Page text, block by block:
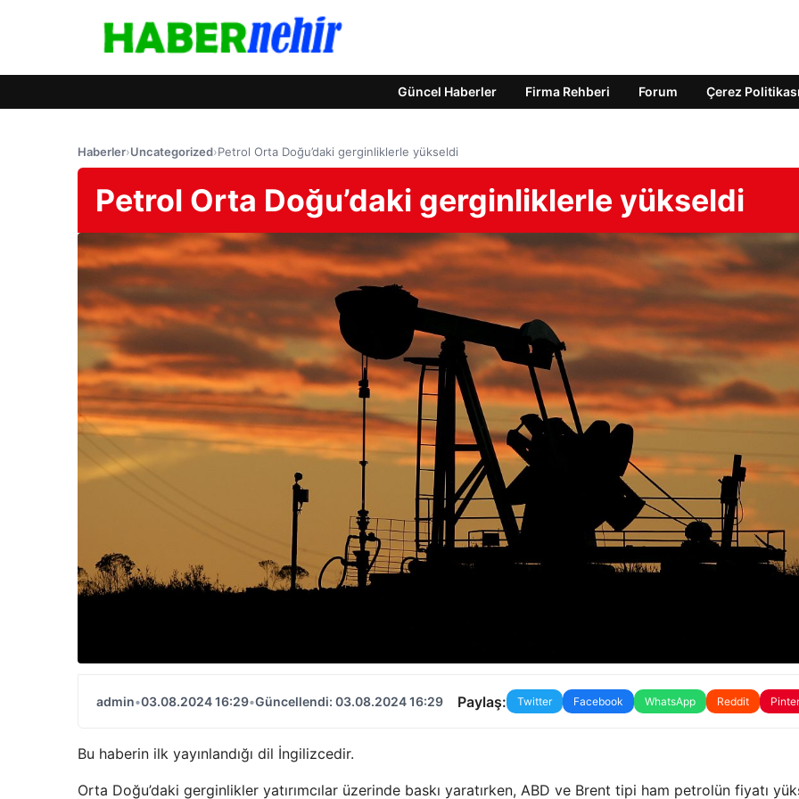
Güncel Haberler Firma Rehberi Forum Çerez Politikası
Haberler›Uncategorized›Petrol Orta Doğu’daki gerginliklerle yükseldi
Petrol Orta Doğu’daki gerginliklerle yükseldi
admin•03.08.2024 16:29•Güncellendi: 03.08.2024 16:29 Paylaş: Twitter Facebook WhatsApp Reddit
Bu haberin ilk yayınlandığı dil İngilizcedir.
Orta Doğu’daki gerginlikler yatırımcılar üzerinde baskı yaratırken, ABD ve Brent tipi ham petrolün fiyatı